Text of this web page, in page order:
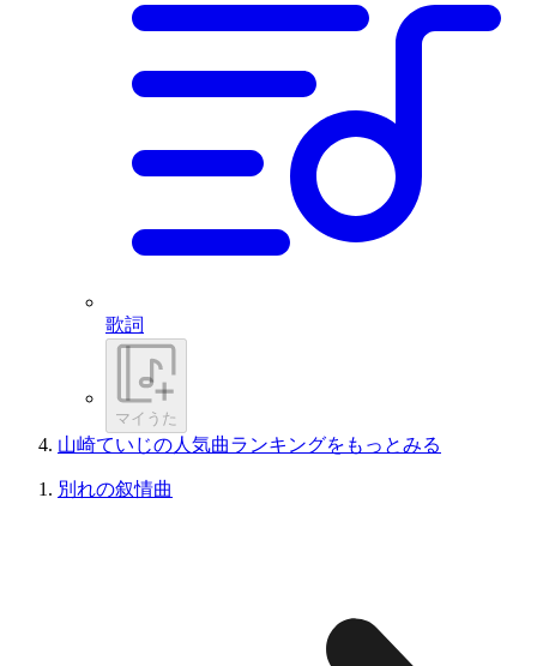
歌詞
マイうた
山崎ていじの人気曲ランキングをもっとみる
別れの叙情曲